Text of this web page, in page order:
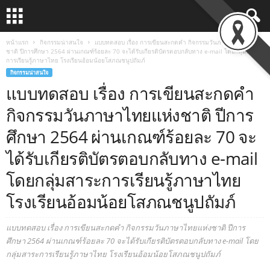
หน้าแรก กิจกรรมน่าสนใจ
แบบทดสอบ เรื่อง การเขียนสะกดคำ กิจกรรมวันภาษาไทยแห่ง
ชาติ ปีการศึกษา 2564 ผ่านเกณฑ์ร้อยละ 70 จะได้รับเกียรติบัตรตอบกลับทาง e-mail โดยกลุ่มสาระ
การเรียนรู้ภาษาไทย โรงเรียนอ้อมน้อยโสภณชนูปถัมภ์
กิจกรรมน่าสนใจ
แบบทดสอบ เรื่อง การเขียนสะกดคำ
กิจกรรมวันภาษาไทยแห่งชาติ ปีการ
ศึกษา 2564 ผ่านเกณฑ์ร้อยละ 70 จะ
ได้รับเกียรติบัตรตอบกลับทาง e-mail
โดยกลุ่มสาระการเรียนรู้ภาษาไทย
โรงเรียนอ้อมน้อยโสภณชนูปถัมภ์
แบบทดสอบ เรื่อง การเขียนสะกดคำ กิจกรรมวันภาษาไทยแห่งชาติ ปีการ
ศึกษา 2564 ผ่านเกณฑ์ร้อยละ 70 จะได้รับเกียรติบัตรตอบกลับทาง e-mail โดย
กลุ่มสาระการเรียนรู้ภาษาไทย โรงเรียนอ้อมน้อยโสภณชนูปถัมภ์